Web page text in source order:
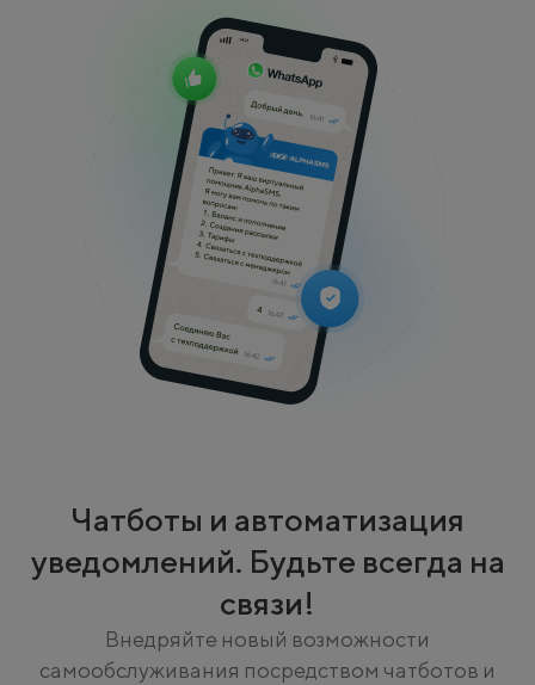
Чатботы и автоматизация
уведомлений. Будьте всегда на
связи!
Внедряйте новый возможности
самообслуживания посредством чатботов и